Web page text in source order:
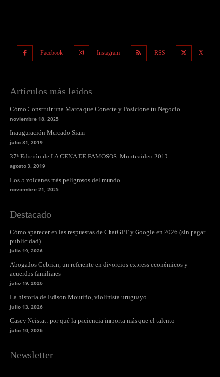
Facebook Instagram RSS X
Artículos más leídos
Cómo Construir una Marca que Conecte y Posicione tu Negocio
noviembre 18, 2025
Inauguración Mercado Siam
julio 31, 2019
37ª Edición de LA CENA DE FAMOSOS. Montevideo 2019
agosto 3, 2019
Los 5 volcanes más peligrosos del mundo
noviembre 21, 2025
Destacado
Cómo aparecer en las respuestas de ChatGPT y Google en 2026 (sin pagar
publicidad)
julio 19, 2026
Abogados Cebrián, un referente en divorcios express económicos y
acuerdos familiares
julio 19, 2026
La historia de Edison Mouriño, violinista uruguayo
julio 13, 2026
Casey Neistat: por qué la paciencia importa más que el talento
julio 10, 2026
Newsletter